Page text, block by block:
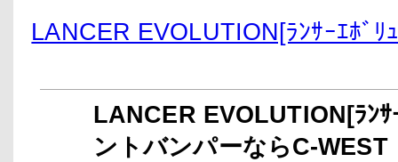
LANCER EVOLUTION[ﾗﾝｻｰｴﾎﾞ
LANCER EVOLUTION[ﾗﾝ
ントバンパーならC-WEST